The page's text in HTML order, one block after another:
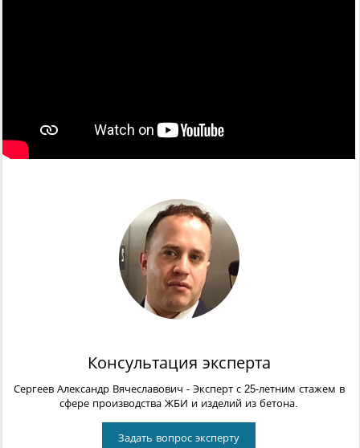
Консультация эксперта
Сергеев Александр Вячеславович - Эксперт с 25-летним стажем в
сфере производства ЖБИ и изделий из бетона.
Задать вопрос эксперту